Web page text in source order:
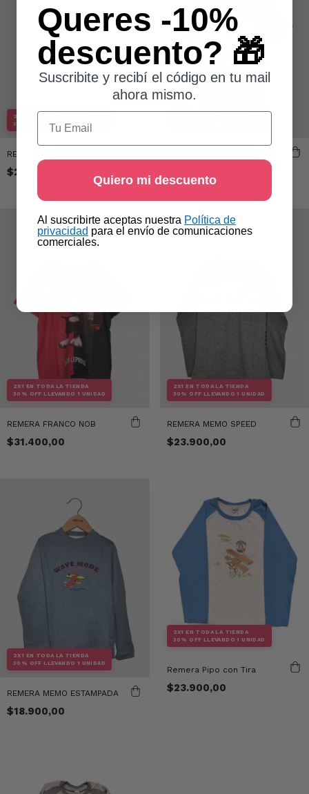
2X1 EN TODA LA TIENDA
30% OFF LLEVANDO 1 UNIDAD
REMERA 10
$27.300,00
2X1 EN TODA LA TIENDA
30% OFF LLEVANDO 1 UNIDAD
REMERA FRANCO NOB
$31.400,00
2X1 EN TODA LA TIENDA
30% OFF LLEVANDO 1 UNIDAD
REMERA MEMO SPEED
$23.900,00
2X1 EN TODA LA TIENDA
30% OFF LLEVANDO 1 UNIDAD
REMERA MEMO ESTAMPADA
$18.900,00
2X1 EN TODA LA TIENDA
30% OFF LLEVANDO 1 UNIDAD
Remera Pipo con Tira
$23.900,00
Queres -10%
descuento? 🎁
Suscribite y recibí el código en tu mail
ahora mismo.
Email
Quiero mi descuento
​Al suscribirte aceptas nuestra Política de
privacidad​ para el envío de comunicaciones
comerciales.